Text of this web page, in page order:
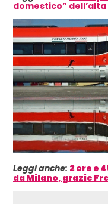
domestico”
Leggi anche: 2 ore e
da Milano, grazie